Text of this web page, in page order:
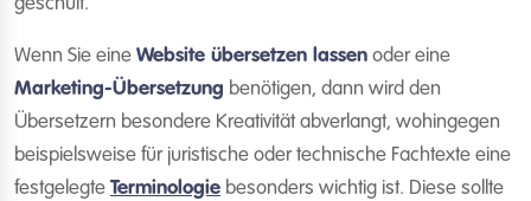
geschult.
Wenn Sie eine Website übersetzen lassen oder eine
Marketing-Übersetzung benötigen, dann wird den
Übersetzern besondere Kreativität abverlangt, wohingegen
beispielsweise für juristische oder technische Fachtexte eine
festgelegte Terminologie besonders wichtig ist. Diese sollte